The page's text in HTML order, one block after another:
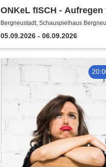
ONKeL fISCH - Aufregen
Sonnenschein!
Bergneustadt, Schauspielhaus
05.09.2026 - 06.09.2026